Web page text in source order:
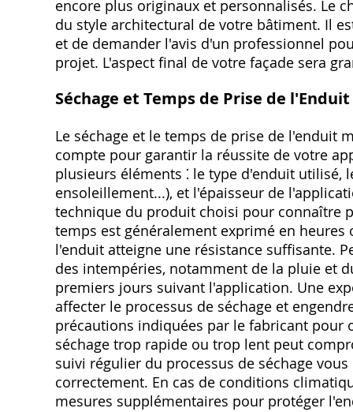
encore plus originaux et personnalisés. Le
du style architectural de votre bâtiment. Il
et de demander l'avis d'un professionnel
projet. L'aspect final de votre façade sera
Séchage et Temps de Prise de l'Enduit
Le séchage et le temps de prise de l'enduit
compte pour garantir la réussite de votre
plusieurs éléments ⁚ le type d'enduit
ensoleillement...), et l'épaisseur de
technique du produit choisi pour connaître
temps est généralement exprimé en
l'enduit atteigne une résistance suffisante.
des intempéries, notamment de la pluie et
premiers jours suivant l'application. Une
affecter le processus de séchage et
précautions indiquées par le fabricant pour
séchage trop rapide ou trop lent peut
suivi régulier du processus de séchage
correctement. En cas de conditions
mesures supplémentaires pour protéger